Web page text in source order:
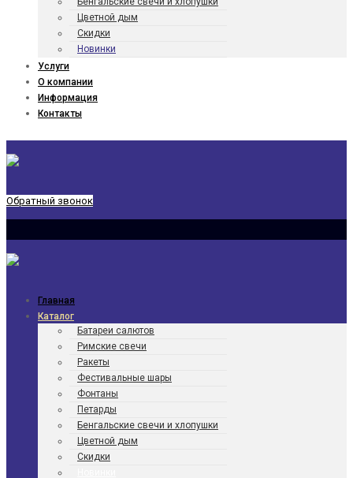
Цветной дым
Скидки
Новинки
Услуги
О компании
Информация
Контакты
Обратный звонок
Главная
Каталог
Батареи салютов
Римские свечи
Ракеты
Фести­валь­ные шары
Фонтаны
Петарды
Бенгаль­ские свечи и хлопушки
Цветной дым
Скидки